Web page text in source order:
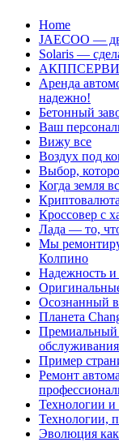
Перейти
содержанию
Home
JAECOO —
Solaris —
Аренда
надежно!
Бетонный
Ваш
Вижу все
Воздух под
Выбор,
Когда земля
Кроссовер с
Лада — то,
Мы
Колпино
Надежность и
Осознанный
Планета
Премиальный
Пример
Ремонт
Технологии и
Технологии,
Эволюция